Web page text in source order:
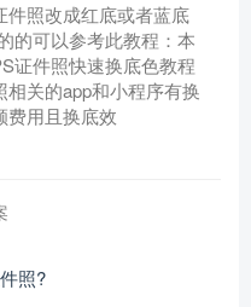
件照改成红底或者蓝底
的可以参考此教程：本
证件照快速换底色教程
关的app和小程序有换
费用且换底效
照?